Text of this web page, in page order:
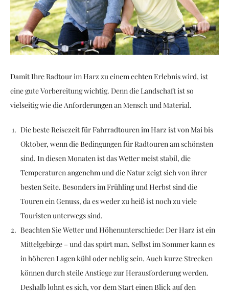
Damit Ihre Radtour im Harz zu einem echten Erlebnis wird, ist
eine gute Vorbereitung wichtig. Denn die Landschaft ist so
vielseitig wie die Anforderungen an Mensch und Material.
Die beste Reisezeit für Fahrradtouren im Harz ist von Mai bis
Oktober, wenn die Bedingungen für Radtouren am schönsten
sind. In diesen Monaten ist das Wetter meist stabil, die
Temperaturen angenehm und die Natur zeigt sich von ihrer
besten Seite. Besonders im Frühling und Herbst sind die
Touren ein Genuss, da es weder zu heiß ist noch zu viele
Touristen unterwegs sind.
Beachten Sie Wetter und Höhenunterschiede: Der Harz ist ein
Mittelgebirge – und das spürt man. Selbst im Sommer kann es
in höheren Lagen kühl oder neblig sein. Auch kurze Strecken
können durch steile Anstiege zur Herausforderung werden.
Deshalb lohnt es sich, vor dem Start einen Blick auf den